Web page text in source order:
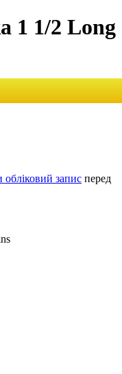
1 1/2 Long
обліковий запис перед